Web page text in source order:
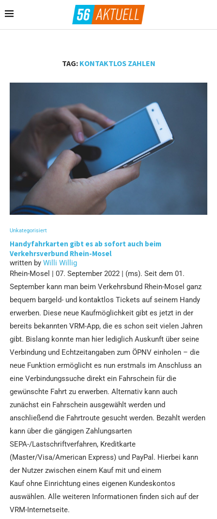
TAG: KONTAKTLOS ZAHLEN
Unkategorisiert
Handyfahrkarten gibt es ab sofort auch beim
Verkehrsverbund Rhein-Mosel
written by Willi Willig
Rhein-Mosel | 07. September 2022 | (ms). Seit dem 01.
September kann man beim Verkehrsbund Rhein-Mosel ganz
bequem bargeld- und kontaktlos Tickets auf seinem Handy
erwerben. Diese neue Kaufmöglichkeit gibt es jetzt in der
bereits bekannten VRM-App, die es schon seit vielen Jahren
gibt. Bislang konnte man hier lediglich Auskunft über seine
Verbindung und Echtzeitangaben zum ÖPNV einholen – die
neue Funktion ermöglicht es nun erstmals im Anschluss an
eine Verbindungssuche direkt ein Fahrschein für die
gewünschte Fahrt zu erwerben. Alternativ kann auch
zunächst ein Fahrschein ausgewählt werden und
anschließend die Fahrtroute gesucht werden. Bezahlt werden
kann über die gängigen Zahlungsarten
SEPA-/Lastschriftverfahren, Kreditkarte
(Master/Visa/American Express) und PayPal. Hierbei kann
der Nutzer zwischen einem Kauf mit und einem
Kauf ohne Einrichtung eines eigenen Kundeskontos
auswählen. Alle weiteren Informationen finden sich auf der
VRM-Internetseite.